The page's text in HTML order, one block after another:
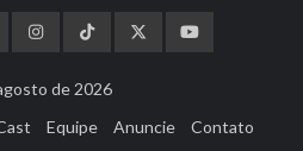
de 2026
Equipe Anuncie Contato